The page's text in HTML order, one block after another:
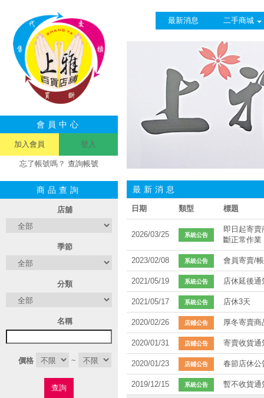
會員中心
加入會員 登入
忘了帳號嗎？ 查詢帳號
商品查詢
店舖
季節
分類
名稱
價格 ~
查詢
最新消息 二手商城
最新消息
日期 類型 標題
2026/03/25 系統公告
即日起寄
斷正常作業
2023/02/08 系統公告 會員寄賣/
2021/05/19 系統公告 店休延後通
2021/05/17 系統公告 店休3天
2020/02/26 店鋪公告 厚冬寄賣
2020/01/31 店鋪公告 寄賣收貨通
2020/01/23 店鋪公告 春節店休公
2019/12/15 系統公告 暫不收貨通